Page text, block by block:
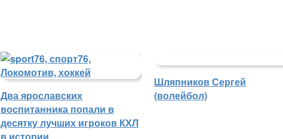
Два ярославских
воспитанника попали в
десятку лучших игроков КХЛ
Шляпников Сергей
(волейбол)